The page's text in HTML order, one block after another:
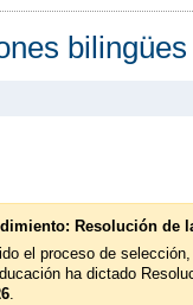
Resolución de
el proceso de
ha dictado
.